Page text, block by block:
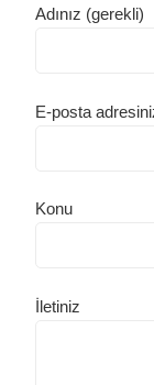
Adınız (gerekli)
E-posta
Konu
İletiniz